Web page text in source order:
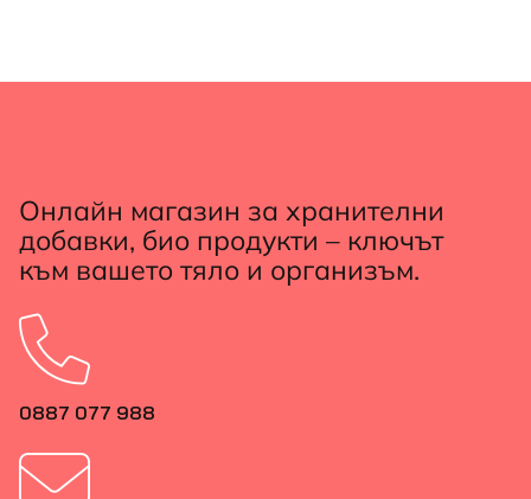
Онлайн магазин за хранителни
добавки, био продукти – ключът
към вашето тяло и организъм.
0887 077 988